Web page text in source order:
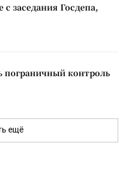
заседания Госдепа,
пограничный контроль
ещё